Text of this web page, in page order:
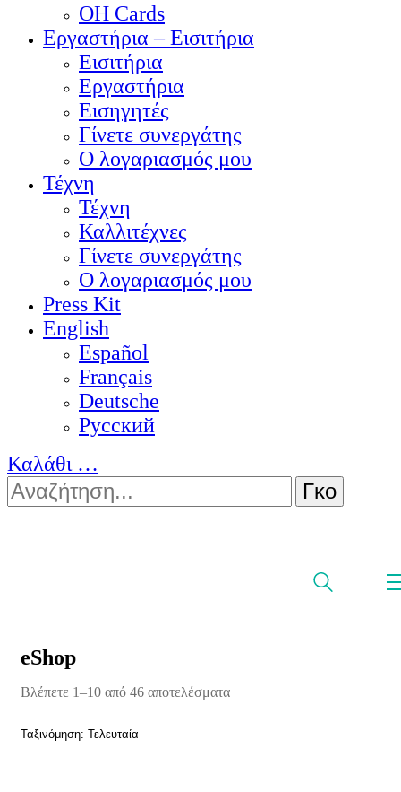
OH Cards
Εργαστήρια – Εισιτήρια
Εισιτήρια
Εργαστήρια
Εισηγητές
Γίνετε συνεργάτης
Ο λογαριασμός μου
Τέχνη
Τέχνη
Καλλιτέχνες
Γίνετε συνεργάτης
Ο λογαριασμός μου
Press Kit
English
Español
Français
Deutsche
Pусский
Καλάθι …
eShop
Βλέπετε 1–10 από 46 αποτελέσματα
Ταξινόμηση: Τελευταία